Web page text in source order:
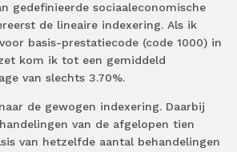
gedefinieerde sociaaleconomische
de lineaire indexering. Als ik
basis-prestatiecode (code 1000) in
kom ik tot een gemiddeld
van slechts 3.70%.
de gewogen indexering. Daarbij
van de afgelopen tien
van hetzelfde aantal behandelingen